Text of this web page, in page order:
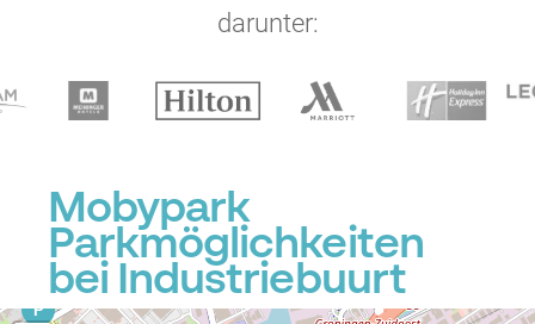
darunter:
Mobypark
Parkmöglichkeiten
bei Industriebuurt
P